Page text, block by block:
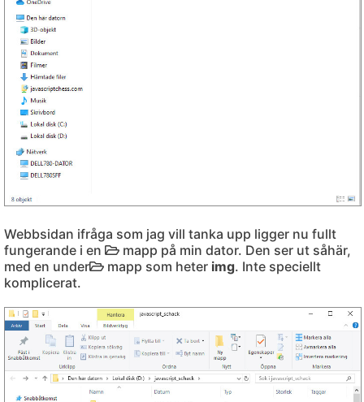
Webbsidan ifråga som jag vill tanka upp ligger nu fullt
fungerande i en
mapp på min dator. Den ser ut såhär,
med en under
mapp som heter img. Inte speciellt
komplicerat.